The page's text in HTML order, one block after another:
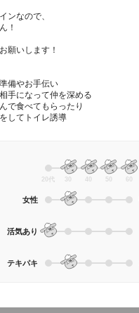
ンなので、
！
願いします！
備やお手伝い
手になって仲を深める
で食べてもらったり
してトイレ誘導
20代 30 40 50 60
女性
活気あり
テキパキ